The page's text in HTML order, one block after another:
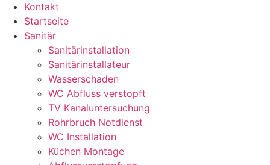
Kontakt
Startseite
Sanitär
Sanitärinstallation
Sanitärinstallateur
Wasserschaden
WC Abfluss verstopft
TV Kanaluntersuchung
Rohrbruch Notdienst
WC Installation
Küchen Montage